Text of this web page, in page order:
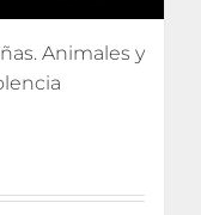
Animales y